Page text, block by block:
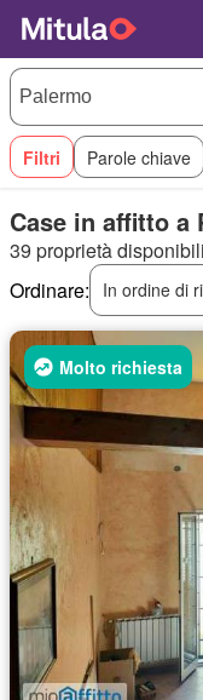
Filtri Parole chiave
Case in affitto a
39 proprietà disponibili
Ordinare:
In ordine di
Molto richiesta